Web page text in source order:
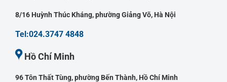
8/16 Huỳnh Thúc Kháng, phường Giảng Võ, Hà Nội
Tel:024.3747 4848
Hồ Chí Minh
96 Tôn Thất Tùng, phường Bến Thành, Hồ Chí Minh